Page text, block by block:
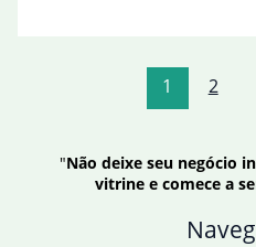
estima
1 2
"Não deixe seu negócio
vitrine e comece a